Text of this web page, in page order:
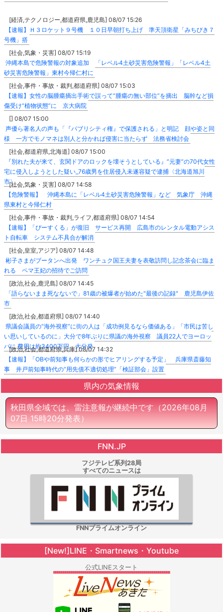
[経済,テクノロジー,都道府県,鹿児島] 08/07 15:26
【速報】Ｈ３ロケット９号機 １０日早朝打ち上げ 準天頂衛星「みちびき７
号機」搭
[社会,気象・災害] 08/07 15:19
沖縄本島で危険警報の対象追加 「レベル4土砂災害危険警報」「レベル4土
砂災害危険警報」東村今帰仁村に
[社会,事件・事故・裁判,都道府県] 08/07 15:03
【速報】女性の脳腫瘍摘出手術で誤って“腫瘍の無い部位”を摘出 脳幹など損
傷受け“植物状態”に 京大病院
[] 08/07 15:00
声優ら著名人の声も「『パブリシティ権』で保護される」と明記 顔や姿と同
様 一方でモノマネは別人と分かれば侵害に当たらず 法務省検討会
[社会,都道府県,北海道] 08/07 15:00
『別れた夫が来て、玄関ドアのロックを壊そうとしている』”元妻”の70代女性
宅に侵入しようとした疑い_76歳男を住居侵入未遂容疑で逮捕〈北海道旭川
市〉[社会,気象・災害] 08/07 14:58
【危険警報】 沖縄本島に「レベル4土砂災害危険警報」など 気象庁 沖縄
県東村と今帰仁村
[社会,事件・事故・裁判,ライフ,都道府県] 08/07 14:54
【速報】「ぴーすくる」が復旧 サービス再開 広島市のレンタル電動アシス
ト自転車 システム不具合が解消
[社会,皇室,アジア] 08/07 14:48
彬子さまがブータンへ出発 ワンチュク国王夫妻を表敬訪問し記念茶会に臨ま
れる ペマ王妃の招待でご訪問
[政治,社会,鹿児島] 08/07 14:45
「語らないまま死なないで」81歳の被爆者が始めた"最後の記録" 鹿児島伊佐
市
[政治,社会,都道府県] 08/07 14:40
県議会議員の“海外視察”に街の人は「成功例見るなら価値ある」「市民は苦し
い思いしているのに」大分で8年ぶりに県議の海外視察 議員22人でヨーロッ
パに 費用は約3400万円 大分発
[政治,社会,都道府県,兵庫] 08/07 14:32
【速報】「OBや前知事も何らかの形でヒアリングする予定」 兵庫県斎藤知
事 井戸前知事時代の“用先債不適切処理”「検証部会」設置
県内の気象情報
秋田県全域では、雷注意報が継続中です（2026年08月
07日 15時20分発表）
FNN.JP
フジテレビ系列28局
すべてのニュースは
FNNプライムオンライン
[New!]LINE・Smartnews・Youtube
公式LINEスタート